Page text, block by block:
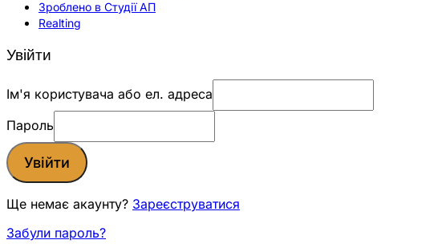
Зроблено в Студії АП
Realting
Увійти
Ім'я користувача або ел. адреса
Пароль
Увійти
Ще немає акаунту? Зареєструватися
Забули пароль?